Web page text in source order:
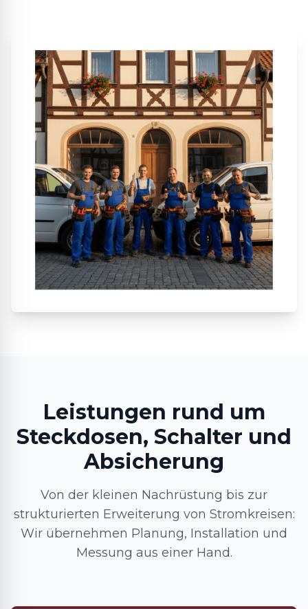
Leistungen rund um
Steckdosen, Schalter und
Absicherung
Von der kleinen Nachrüstung bis zur
strukturierten Erweiterung von Stromkreisen:
Wir übernehmen Planung, Installation und
Messung aus einer Hand.